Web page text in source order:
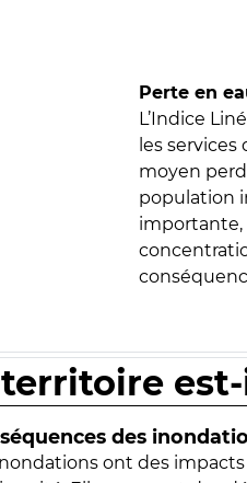
Perte en
L’Indice
les
moyen
population
importante,
des
ont des